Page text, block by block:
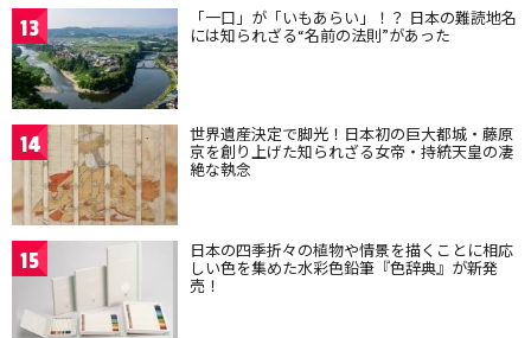
13 「一口」が「いもあらい」！？ 日本の難読地名
には知られざる“名前の法則”があった
14 世界遺産決定で脚光！日本初の巨大都城・藤原
京を創り上げた知られざる女帝・持統天皇の凄
絶な執念
15 日本の四季折々の植物や情景を描くことに相応
しい色を集めた水彩色鉛筆『色辞典』が新発
売！